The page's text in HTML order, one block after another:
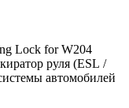
Lock for W204
руля (ESL /
автомобилей